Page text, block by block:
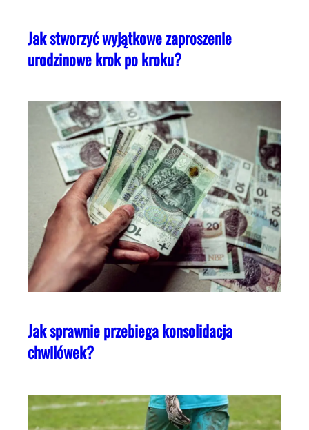
Jak stworzyć wyjątkowe zaproszenie
urodzinowe krok po kroku?
Jak sprawnie przebiega konsolidacja
chwilówek?